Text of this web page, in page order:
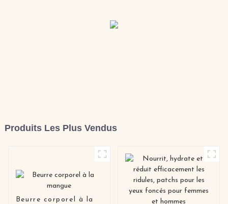
Produits Les Plus Vendus
Beurre corporel à la